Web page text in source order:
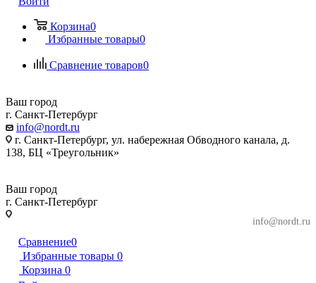
Корзина0
Избранные товары0
Сравнение товаров0
Ваш город
г. Санкт-Петербург
info@nordt.ru
г. Санкт-Петербург, ул. набережная Обводного канала, д.
138, БЦ «Треугольник»
Ваш город
г. Санкт-Петербург
info@nordt.ru
Сравнение0
Избранные товары 0
Корзина 0